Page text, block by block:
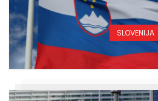
SLOVENIJA